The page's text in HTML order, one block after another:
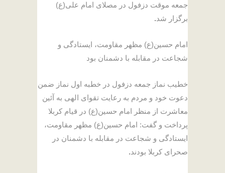
جمعه موقت دزفول در مصلای امام علی(ع)
برگزار شد .
امام حسین(ع) مظهر مقاومت، ایستادگی و
شجاعت در مقابله با دشمنان بود
خطیب نماز جمعه دزفول در خطبه اول نماز ضمن
دعوت خود و مردم به رعایت تقوای الهی به آئین
معاشرت از منظر امام حسین(ع) در قیام کربلا
پرداخت و گفت: امام حسین(ع) مظهر مقاومت،
ایستادگی و شجاعت در مقابله با دشمنان در
صحرای کربلا بودند .